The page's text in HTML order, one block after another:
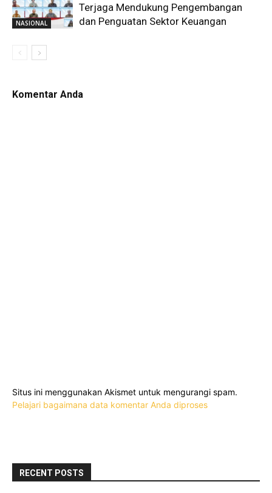
NASIONAL
Terjaga Mendukung Pengembangan
dan Penguatan Sektor Keuangan
Komentar Anda
Situs ini menggunakan Akismet untuk mengurangi spam.
Pelajari bagaimana data komentar Anda diproses
RECENT POSTS